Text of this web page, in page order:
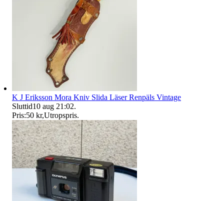
K J Eriksson Mora Kniv Slida Läser Renpäls Vintage
Sluttid10 aug 21:02.
Pris:50 kr,Utropspris.